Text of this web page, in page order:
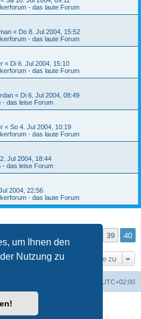
um Ihnen den
Nutzung zu
- das laute Forum
« Do 8. Jul 2004, 15:52
- das laute Forum
« Di 6. Jul 2004, 15:10
- das laute Forum
« Di 6. Jul 2004, 08:49
- das leise Forum
« So 4. Jul 2004, 10:19
- das laute Forum
Jul 2004, 18:44
- das leise Forum
2004, 22:56
- das laute Forum
39 40
Gehe zu
UTC+02:00
Software © phpBB Limited
phpBB.de